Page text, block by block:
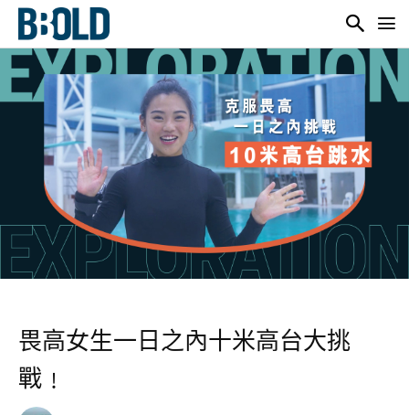
畏高女生一日之內十米高台大挑
戰﹗